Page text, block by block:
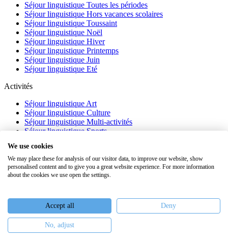
Séjour linguistique Toutes les périodes
Séjour linguistique Hors vacances scolaires
Séjour linguistique Toussaint
Séjour linguistique Noël
Séjour linguistique Hiver
Séjour linguistique Printemps
Séjour linguistique Juin
Séjour linguistique Eté
Activités
Séjour linguistique Art
Séjour linguistique Culture
Séjour linguistique Multi-activités
Séjour linguistique Sports
À propos
FAQ
Webinaires
Nous recrutons
Keiron Education -Assurances Plan du site
We use cookies
We may place these for analysis of our visitor data, to improve our website, show
personalised content and to give you a great website experience. For more information
about the cookies we use open the settings.
Accept all Deny
No, adjust